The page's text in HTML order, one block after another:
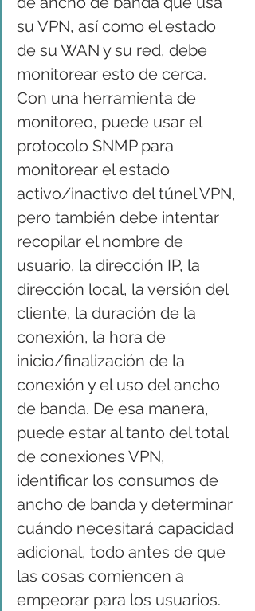
su VPN, así como el estado
de su WAN y su red, debe
monitorear esto de cerca.
Con una herramienta de
monitoreo, puede usar el
protocolo SNMP para
monitorear el estado
activo/inactivo del túnel VPN,
pero también debe intentar
recopilar el nombre de
usuario, la dirección IP, la
dirección local, la versión del
cliente, la duración de la
conexión, la hora de
inicio/finalización de la
conexión y el uso del ancho
de banda. De esa manera,
puede estar al tanto del total
de conexiones VPN,
identificar los consumos de
ancho de banda y determinar
cuándo necesitará capacidad
adicional, todo antes de que
las cosas comiencen a
empeorar para los usuarios.